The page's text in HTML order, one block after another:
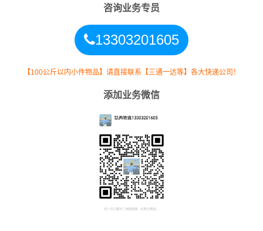
10.5元 1059公里
整车运输价格计算方式通常是按单价×公
里，以上报价为市场透明价，仅供参
咨询业务专员
13303201605
【100公斤以内小件物品】请直接联系【三通一达等】各大快递公司！
添加业务微信